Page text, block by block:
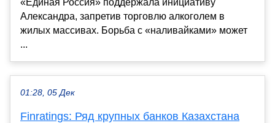
«Единая Россия» поддержала инициативу
Александра, запретив торговлю алкоголем в
жилых массивах. Борьба с «наливайками» может
...
01:28, 05 Дек
Finratings: Ряд крупных банков Казахстана